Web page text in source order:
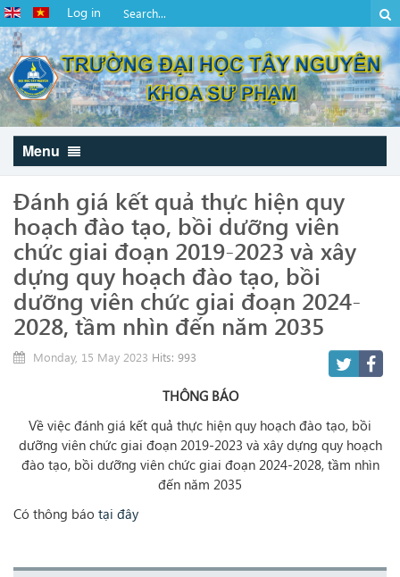
Log in
Menu
Đánh giá kết quả thực hiện quy
hoạch đào tạo, bồi dưỡng viên
chức giai đoạn 2019-2023 và xây
dựng quy hoạch đào tạo, bồi
dưỡng viên chức giai đoạn 2024-
2028, tầm nhìn đến năm 2035
Monday, 15 May 2023 Hits: 993
THÔNG BÁO
Về việc đánh giá kết quả thực hiện quy hoạch đào tạo, bồi
dưỡng viên chức giai đoạn 2019-2023 và xây dựng quy hoạch
đào tạo, bồi dưỡng viên chức giai đoạn 2024-2028, tầm nhìn
đến năm 2035
Có thông báo tại đây